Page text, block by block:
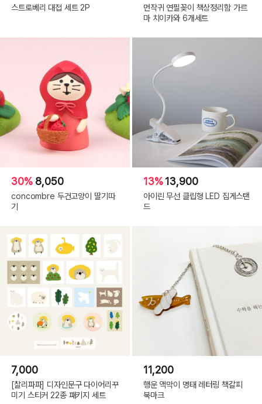
스트로베리 대접 세트 2P
먼작귀 연필꽂이 책상정리함 가르
마 치이카와 6개세트
30% 8,050
concombre 두건고양이 딸기따
기
13%13,900
아이린 무선 클립형 LED 집게스탠
드
7,000
[찰리파파] 디자인문구 다이어리꾸
미기 스티커 22종 패키지 세트
11,200
행운 액막이 명태 레터링 책갈피
북마크